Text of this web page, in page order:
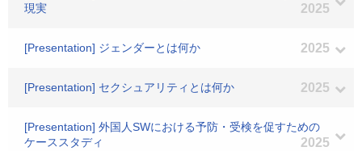
現実
2025
[Presentation] ジェンダーとは何か 2025
[Presentation] セクシュアリティとは何か 2025
[Presentation] 外国人SWにおける予防・受検を促すための
ケーススタディ
2025